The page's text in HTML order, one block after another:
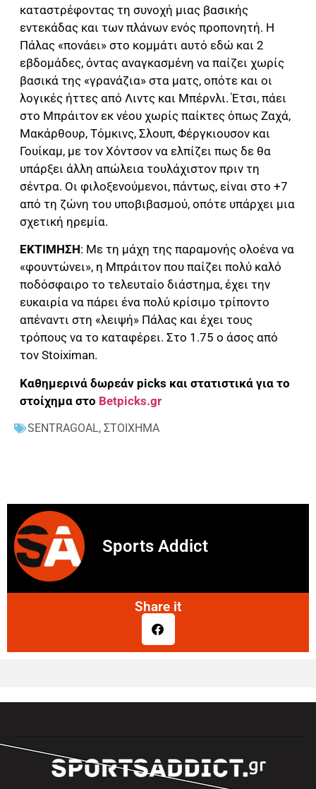
καταστρέφοντας τη συνοχή μιας βασικής
εντεκάδας και των πλάνων ενός προπονητή. Η
Πάλας «πονάει» στο κομμάτι αυτό εδώ και 2
εβδομάδες, όντας αναγκασμένη να παίζει χωρίς
βασικά της «γρανάζια» στα ματς, οπότε και οι
λογικές ήττες από Λιντς και Μπέρνλι. Έτσι, πάει
στο Μπράιτον εκ νέου χωρίς παίκτες όπως Ζαχά,
Μακάρθουρ, Τόμκινς, Σλουπ, Φέργκιουσον και
Γουίκαμ, με τον Χόντσον να ελπίζει πως δε θα
υπάρξει άλλη απώλεια τουλάχιστον πριν τη
σέντρα. Οι φιλοξενούμενοι, πάντως, είναι στο +7
από τη ζώνη του υποβιβασμού, οπότε υπάρχει μια
σχετική ηρεμία.
ΕΚΤΙΜΗΣΗ: Με τη μάχη της παραμονής ολοένα να
«φουντώνει», η Μπράιτον που παίζει πολύ καλό
ποδόσφαιρο το τελευταίο διάστημα, έχει την
ευκαιρία να πάρει ένα πολύ κρίσιμο τρίποντο
απέναντι στη «λειψή» Πάλας και έχει τους
τρόπους να το καταφέρει. Στο 1.75 ο άσος από
τον Stoiximan.
Καθημερινά δωρεάν picks και στατιστικά για το
στοίχημα στο Betpicks.gr
SENTRAGOAL, ΣΤΟΙΧΗΜΑ
Sports Addict
Share it